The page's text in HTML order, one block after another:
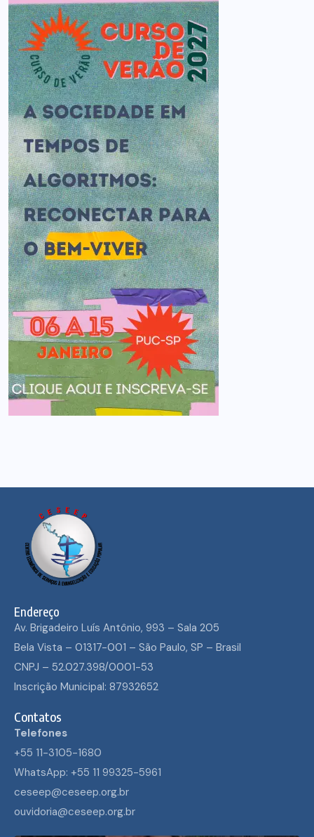
Endereço
Av. Brigadeiro Luís Antônio, 993 – Sala 205
Bela Vista – 01317-001 – São Paulo, SP – Brasil
CNPJ – 52.027.398/0001-53
Inscrição Municipal: 87932652
Contatos
Telefones
+55 11-3105-1680
WhatsApp: +55 11 99325-5961
ceseep@ceseep.org.br
ouvidoria@ceseep.org.br